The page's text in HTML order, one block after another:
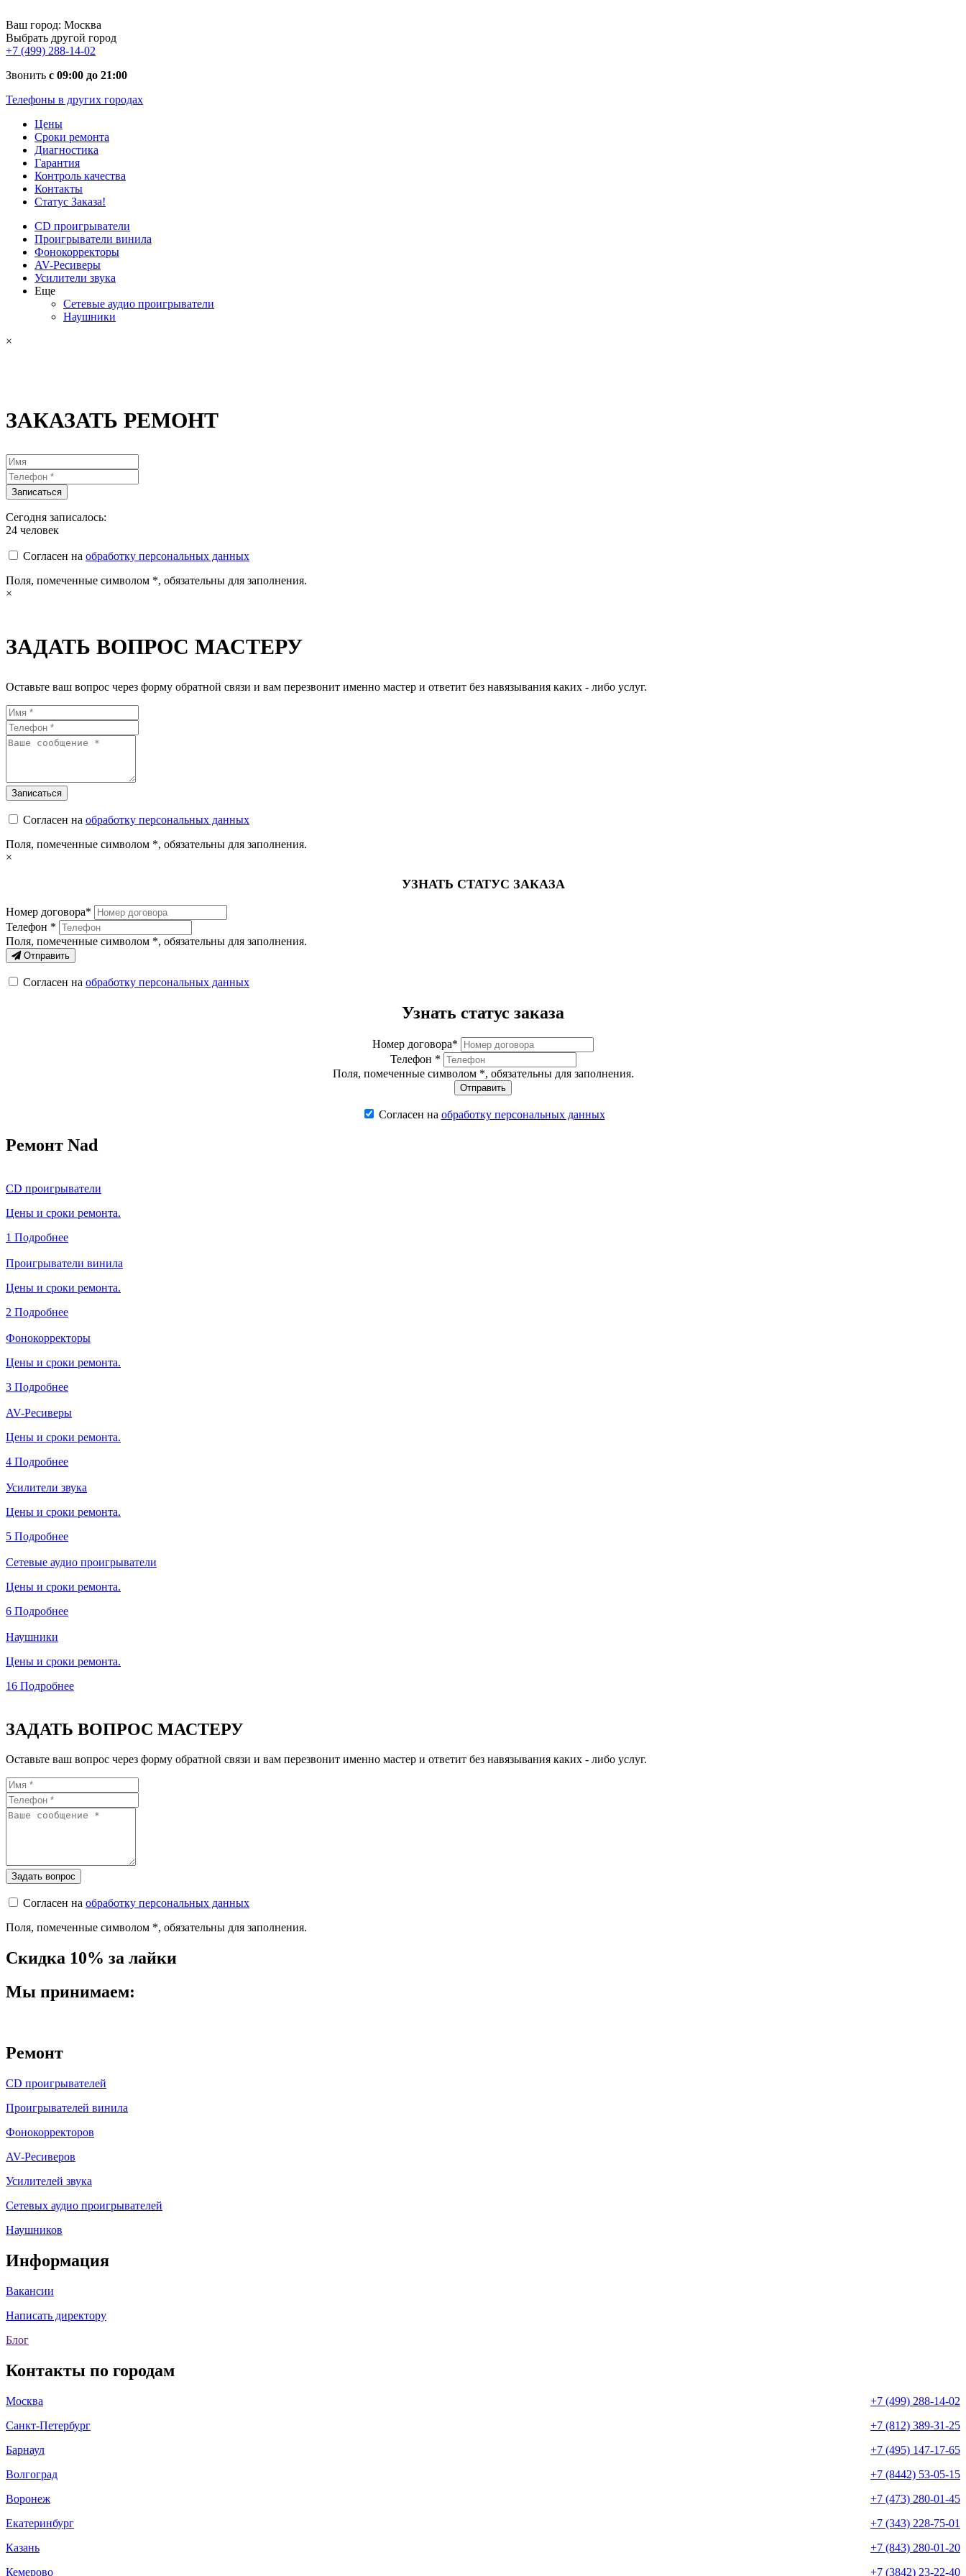
Ваш город: Москва
Выбрать другой город
+7 (499) 288-14-02
Звонить с 09:00 до 21:00
Телефоны в других городах
Цены
Сроки ремонта
Диагностика
Гарантия
Контроль качества
Контакты
Статус Заказа!
CD проигрыватели
Проигрыватели винила
Фонокорректоры
AV-Ресиверы
Усилители звука
Еще
Сетевые аудио проигрыватели
Наушники
×
ЗАКАЗАТЬ РЕМОНТ
Сегодня записалось:
24 человек
Согласен на обработку персональных данных
Поля, помеченные символом *, обязательны для заполнения.
×
ЗАДАТЬ ВОПРОС МАСТЕРУ
Оставьте ваш вопрос через форму обратной связи и вам перезвонит именно мастер и ответит без навязывания каких - либо услуг.
Согласен на обработку персональных данных
Поля, помеченные символом *, обязательны для заполнения.
×
УЗНАТЬ СТАТУС ЗАКАЗА
Номер договора*
Телефон *
Поля, помеченные символом *, обязательны для заполнения.
Отправить
Согласен на обработку персональных данных
Узнать статус заказа
Номер договора*
Телефон *
Поля, помеченные символом *, обязательны для заполнения.
Согласен на обработку персональных данных
Ремонт Nad
CD проигрыватели
Цены и сроки ремонта.
1 Подробнее
Проигрыватели винила
Цены и сроки ремонта.
2 Подробнее
Фонокорректоры
Цены и сроки ремонта.
3 Подробнее
AV-Ресиверы
Цены и сроки ремонта.
4 Подробнее
Усилители звука
Цены и сроки ремонта.
5 Подробнее
Сетевые аудио проигрыватели
Цены и сроки ремонта.
6 Подробнее
Наушники
Цены и сроки ремонта.
16 Подробнее
ЗАДАТЬ ВОПРОС МАСТЕРУ
Оставьте ваш вопрос через форму обратной связи и вам перезвонит именно мастер и ответит без навязывания каких - либо услуг.
Согласен на обработку персональных данных
Поля, помеченные символом *, обязательны для заполнения.
Скидка 10% за лайки
Мы принимаем:
Ремонт
CD проигрывателей
Проигрывателей винила
Фонокорректоров
AV-Ресиверов
Усилителей звука
Сетевых аудио проигрывателей
Наушников
Информация
Вакансии
Написать директору
Блог
Контакты по городам
Москва
+7 (499) 288-14-02
Санкт-Петербург
+7 (812) 389-31-25
Барнаул
+7 (495) 147-17-65
Волгоград
+7 (8442) 53-05-15
Воронеж
+7 (473) 280-01-45
Екатеринбург
+7 (343) 228-75-01
Казань
+7 (843) 280-01-20
Кемерово
+7 (3842) 23-22-40